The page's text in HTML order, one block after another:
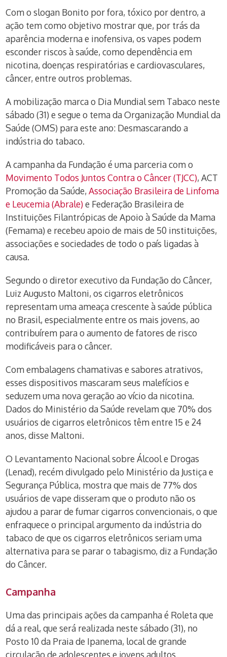
Com o slogan Bonito por fora, tóxico por dentro, a
ação tem como objetivo mostrar que, por trás da
aparência moderna e inofensiva, os vapes podem
esconder riscos à saúde, como dependência em
nicotina, doenças respiratórias e cardiovasculares,
câncer, entre outros problemas.
A mobilização marca o Dia Mundial sem Tabaco neste
sábado (31) e segue o tema da Organização Mundial da
Saúde (OMS) para este ano: Desmascarando a
indústria do tabaco.
A campanha da Fundação é uma parceria com o
Movimento Todos Juntos Contra o Câncer (TJCC), ACT
Promoção da Saúde,Associação Brasileira de Linfoma
e Leucemia (Abrale)e Federação Brasileira de
Instituições Filantrópicas de Apoio à Saúde da Mama
(Femama) e recebeu apoio de mais de 50 instituições,
associações e sociedades de todo o país ligadas à
causa.
Segundo o diretor executivo da Fundação do Câncer,
Luiz Augusto Maltoni, os cigarros eletrônicos
representam uma ameaça crescente à saúde pública
no Brasil, especialmente entre os mais jovens, ao
contribuírem para o aumento de fatores de risco
modificáveis para o câncer.
Com embalagens chamativas e sabores atrativos,
esses dispositivos mascaram seus malefícios e
seduzem uma nova geração ao vício da nicotina.
Dados do Ministério da Saúde revelam que 70% dos
usuários de cigarros eletrônicos têm entre 15 e 24
anos, disse Maltoni.
O Levantamento Nacional sobre Álcool e Drogas
(Lenad), recém divulgado pelo Ministério da Justiça e
Segurança Pública, mostra que mais de 77% dos
usuários de vape disseram que o produto não os
ajudou a parar de fumar cigarros convencionais, o que
enfraquece o principal argumento da indústria do
tabaco de que os cigarros eletrônicos seriam uma
alternativa para se parar o tabagismo, diz a Fundação
do Câncer.
Campanha
Uma das principais ações da campanha é Roleta que
dá a real, que será realizada neste sábado (31), no
Posto 10 da Praia de Ipanema, local de grande
circulação de adolescentes e jovens adultos.